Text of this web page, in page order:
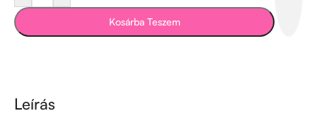
Kosárba Teszem
Leírás